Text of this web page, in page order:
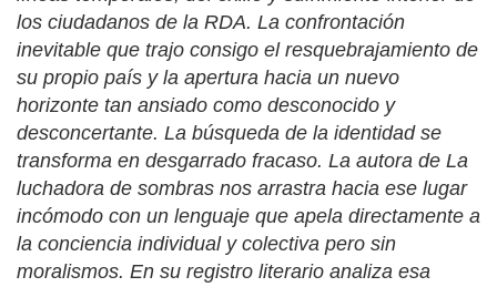
los ciudadanos de la RDA. La confrontación
inevitable que trajo consigo el resquebrajamiento de
su propio país y la apertura hacia un nuevo
horizonte tan ansiado como desconocido y
desconcertante. La búsqueda de la identidad se
transforma en desgarrado fracaso. La autora de La
luchadora de sombras nos arrastra hacia ese lugar
incómodo con un lenguaje que apela directamente a
la conciencia individual y colectiva pero sin
moralismos. En su registro literario analiza esa